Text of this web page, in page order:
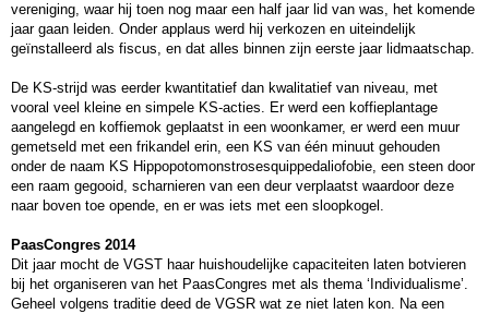
vereniging, waar hij toen nog maar een half jaar lid van was, het komende
jaar gaan leiden. Onder applaus werd hij verkozen en uiteindelijk
geïnstalleerd als fiscus, en dat alles binnen zijn eerste jaar lidmaatschap.
De KS-strijd was eerder kwantitatief dan kwalitatief van niveau, met
vooral veel kleine en simpele KS-acties. Er werd een koffieplantage
aangelegd en koffiemok geplaatst in een woonkamer, er werd een muur
gemetseld met een frikandel erin, een KS van één minuut gehouden
onder de naam KS Hippopotomonstrosesquippedaliofobie, een steen door
een raam gegooid, scharnieren van een deur verplaatst waardoor deze
naar boven toe opende, en er was iets met een sloopkogel.
PaasCongres 2014
Dit jaar mocht de VGST haar huishoudelijke capaciteiten laten botvieren
bij het organiseren van het PaasCongres met als thema ‘Individualisme’.
Geheel volgens traditie deed de VGSR wat ze niet laten kon. Na een